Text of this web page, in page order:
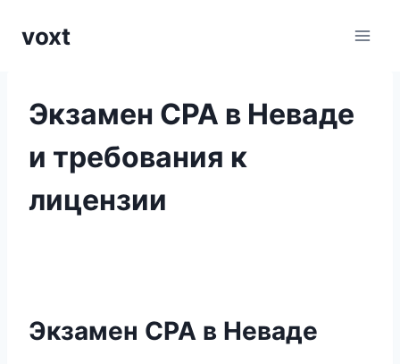
voxt
Экзамен CPA в Неваде
и требования к
лицензии
Экзамен CPA в Неваде